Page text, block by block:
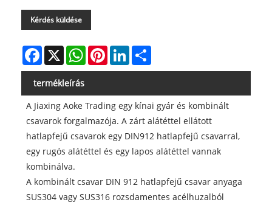
Kérdés küldése
Facebook
X WhatsAppPinterestLinkedIn
termékleírás
A Jiaxing Aoke Trading egy kínai gyár és kombinált
csavarok forgalmazója. A zárt alátéttel ellátott
hatlapfejű csavarok egy DIN912 hatlapfejű csavarral,
egy rugós alátéttel és egy lapos alátéttel vannak
kombinálva.
A kombinált csavar DIN 912 hatlapfejű csavar anyaga
SUS304 vagy SUS316 rozsdamentes acélhuzalból